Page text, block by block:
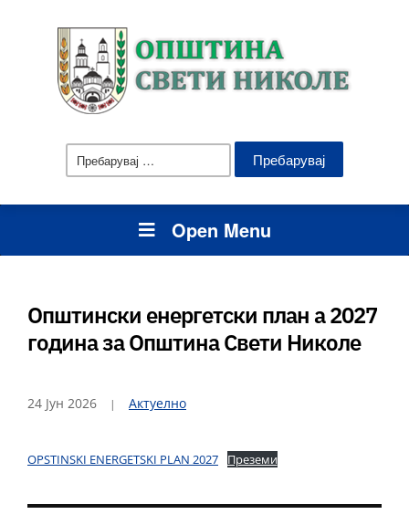
Пребарувај
за:
Open Menu
Општински енергетски план а 2027
година за Општина Свети Николе
24 Јун 2026 Актуелно
OPSTINSKI ENERGETSKI PLAN 2027 Преземи